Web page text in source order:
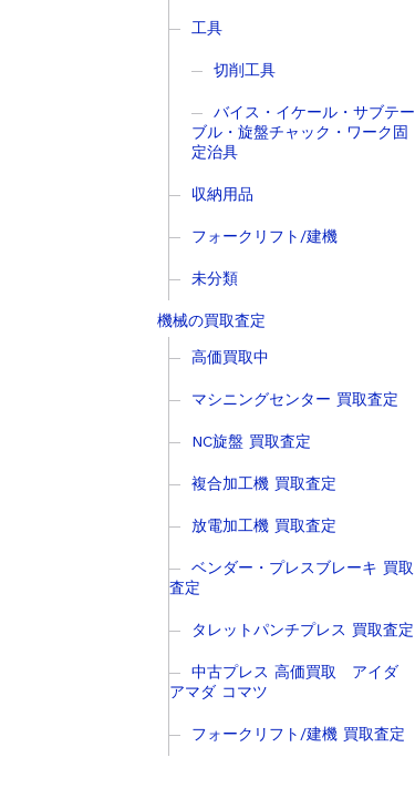
工具
切削工具
バイス・イケール・サブテー
ブル・旋盤チャック・ワーク固
定治具
収納用品
フォークリフト/建機
未分類
機械の買取査定
高価買取中
マシニングセンター 買取査定
NC旋盤 買取査定
複合加工機 買取査定
放電加工機 買取査定
ベンダー・プレスブレーキ 買取
査定
タレットパンチプレス 買取査定
中古プレス 高価買取 アイダ
アマダ コマツ
フォークリフト/建機 買取査定